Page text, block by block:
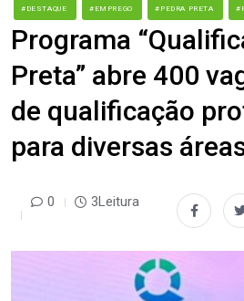
#DESTAQUE #EMPREGO #PEDRA PRETA
Programa
Preta” abre 400
de qualificação
para diversas
0 3Leitura